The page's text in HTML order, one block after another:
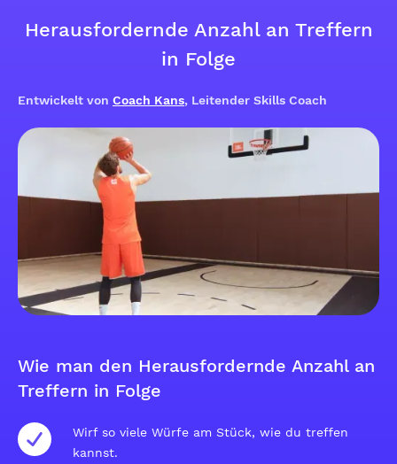
Herausfordernde Anzahl an Treffern
in Folge
Entwickelt von Coach Kans, Leitender Skills Coach
Wie man den Herausfordernde Anzahl an
Treffern in Folge
Wirf so viele Würfe am Stück, wie du treffen
kannst.